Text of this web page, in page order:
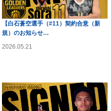
【白石蒼空選手（#11）契約合意（新
規）のお知らせ…
2026.05.21